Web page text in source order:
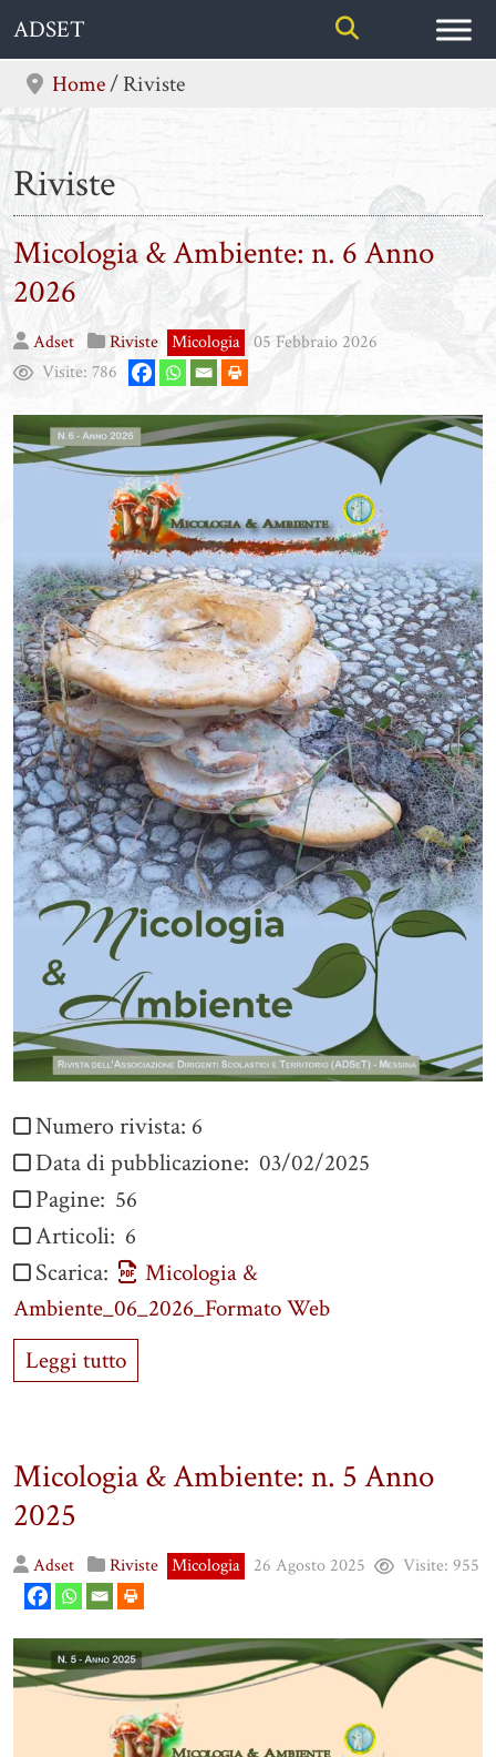
Skip
content
ADSET
Home/Riviste
Riviste
Micologia & Ambiente: n. 6 Anno
2026
Adset Riviste Micologia 05 Febbraio 2026
Visite: 786
Numero rivista: 6
Data di pubblicazione: 03/02/2025
Pagine: 56
Articoli: 6
Scarica:
Micologia &
Ambiente_06_2026_Formato Web
Leggi tutto
Micologia & Ambiente: n. 5 Anno
2025
Adset Riviste Micologia 26 Agosto 2025 Visite: 955